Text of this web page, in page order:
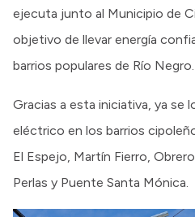
ejecuta junto al Municipio de
objetivo de llevar energía
barrios populares de Río Negro.
Gracias a esta iniciativa, ya se
eléctrico en los barrios
El Espejo, Martín Fierro,
Perlas y Puente Santa Mónica.